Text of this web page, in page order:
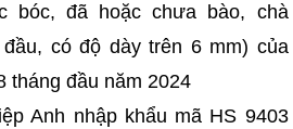
bóc, đã hoặc chưa bào, chà
có độ dày trên 6 mm) của
tháng đầu năm 2024
Anh nhập khẩu mã HS 9403